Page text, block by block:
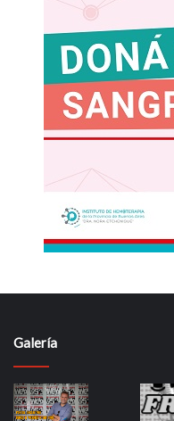
Galería